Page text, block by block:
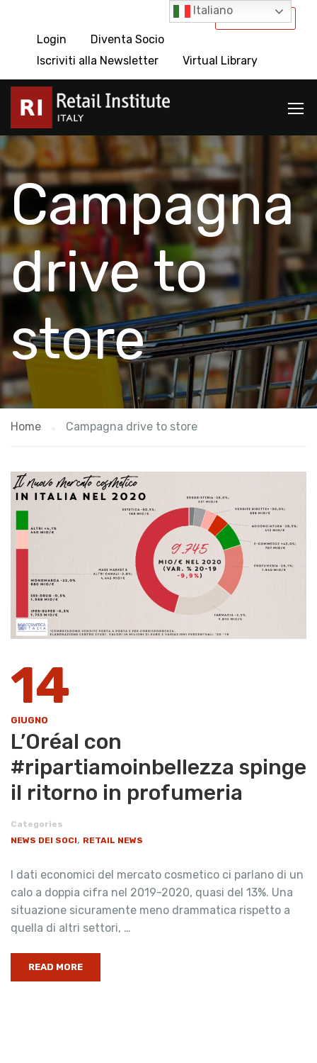
International
Login
Diventa Socio
Iscriviti alla Newsletter
Virtual Library
Campagna
drive to
store
Home Campagna drive to store
14
GIUGNO
L’Oréal con
#ripartiamoinbellezza spinge
il ritorno in profumeria
Categories
NEWS DEI SOCI, RETAIL NEWS
I dati economici del mercato cosmetico ci parlano di un
calo a doppia cifra nel 2019-2020, quasi del 13%. Una
situazione sicuramente meno drammatica rispetto a
quella di altri settori, …
READ MORE
Italiano